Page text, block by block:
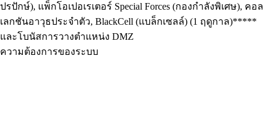
ปรปักษ์), แพ็กโอเปอเรเตอร์ Special Forces (กองกำลังพิเศษ), คอล
เลกชันอาวุธประจำตัว, BlackCell (แบล็กเซลล์) (1 ฤดูกาล)*****
และโบนัสการวางตำแหน่ง DMZ
ความต้องการของระบบ